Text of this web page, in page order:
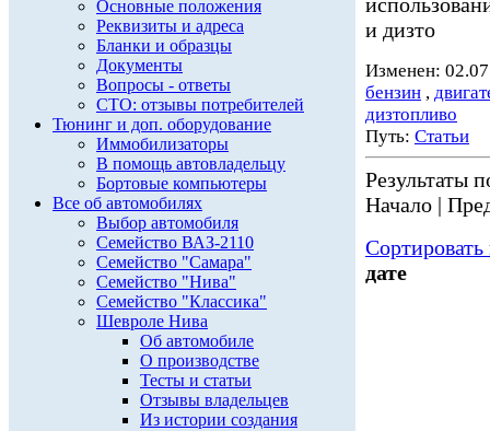
Основные положения
Реквизиты и адреса
Бланки и образцы
Документы
Вопросы - ответы
СТО: отзывы потребителей
Тюнинг и доп. оборудование
Иммобилизаторы
В помощь автовладельцу
Бортовые компьютеры
Все об автомобилях
Выбор автомобиля
Семейство ВАЗ-2110
Семейство "Самара"
Семейство "Нива"
Семейство "Классика"
Шевроле Нива
Об автомобиле
О производстве
Тесты и статьи
Отзывы владельцев
Из истории создания
и дизто
Изменен:
бензин ,
дизтопливо
Путь: Статьи
Результаты
Начало |
дате